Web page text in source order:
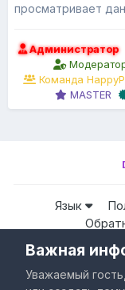
просматривает
Администратор
Команда
MASTER
Язык
Важная
Уважаемый